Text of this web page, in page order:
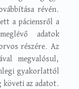
révén.
a páciensről a
adatok
részére. Az
megvalósul,
gyakorlattól
követi az adatot.